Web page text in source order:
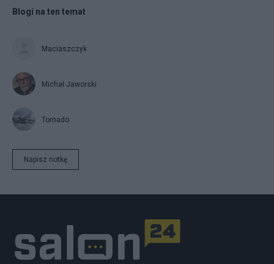
Blogi na ten temat
Maciaszczyk
Michał Jaworski
Tornado
Napisz notkę